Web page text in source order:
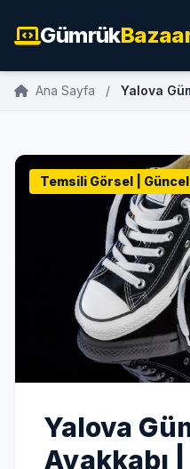
Gümrük
Ana Sayfa / Yalova
Temsili Görsel |
Yalova
Ayakkabı